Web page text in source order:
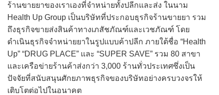
ร้านขายยาของเราเองที่จำหน่ายทั้งปลีกและส่ง ในนาม
Health Up Group เป็นบริษัทที่ประกอบธุรกิจร้านขายยา รวม
ถึงธุรกิจขายส่งสินค้าทางเภสัชภัณฑ์และเวชภัณฑ์ โดย
ดำเนินธุรกิจจำหน่ายยาในรูปแบบค้าปลีก ภายใต้ชื่อ “Health
Up” “DRUG PLACE” และ “SUPER SAVE” รวม 80 สาขา
และเครือข่ายร้านค้าส่งกว่า 3,000 ร้านทั่วประเทศซึ่งเป็น
ปัจจัยที่สนับสนุนศักยภาพธุรกิจของบริษัทอย่างครบวงจรให้
เติบโตต่อไปในอนาคต